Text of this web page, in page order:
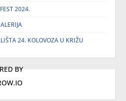
2024.
24. KOLOVOZA U KRIŽU